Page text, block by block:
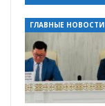
ГЛАВНЫЕ НОВОСТИ